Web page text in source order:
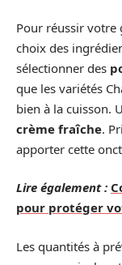
Pour réussir votre
choix des
sélectionner des
que les variétés
bien à la cuisson.
crème fraîche.
apporter cette
Lire également :
pour protéger
Les quantités à